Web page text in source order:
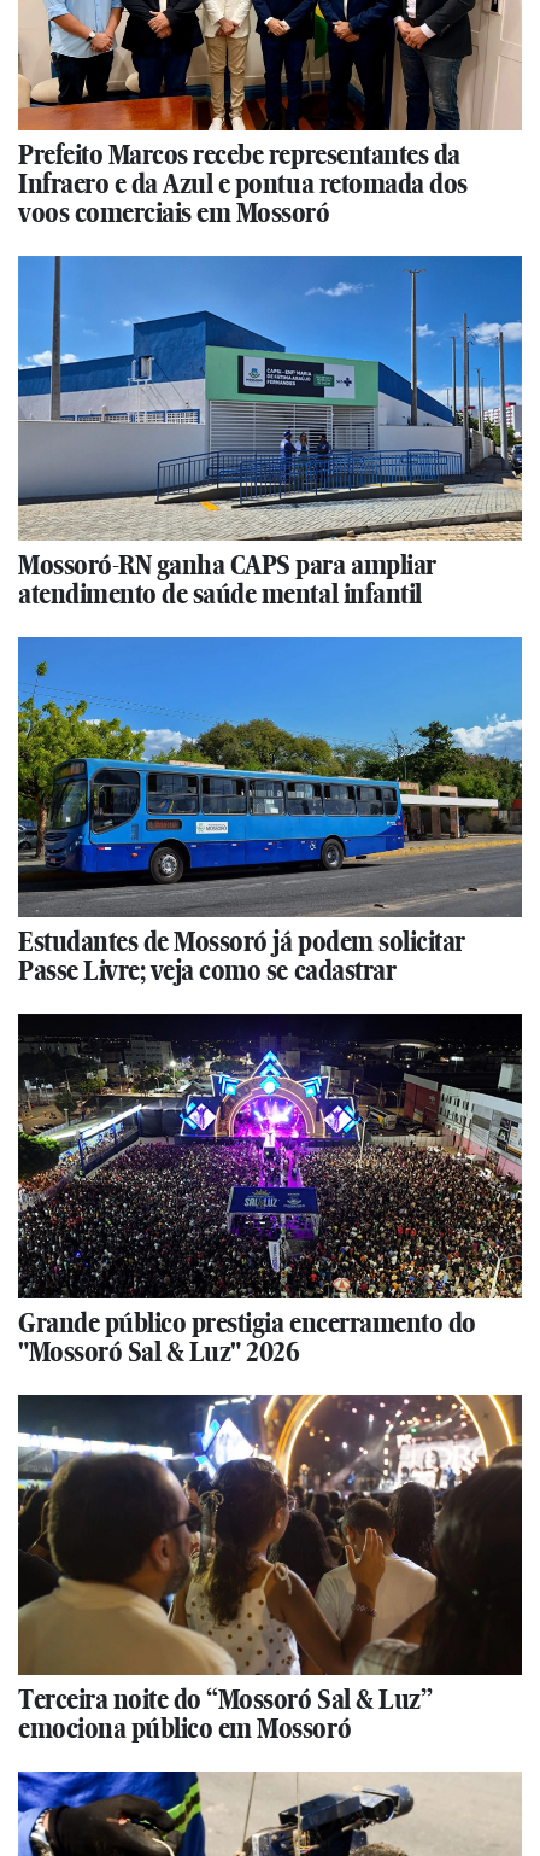
Prefeito Marcos recebe representantes da
Infraero e da Azul e pontua retomada dos
voos comerciais em Mossoró
Mossoró-RN ganha CAPS para ampliar
atendimento de saúde mental infantil
Estudantes de Mossoró já podem solicitar
Passe Livre; veja como se cadastrar
Grande público prestigia encerramento do
"Mossoró Sal & Luz" 2026
Terceira noite do “Mossoró Sal & Luz”
emociona público em Mossoró